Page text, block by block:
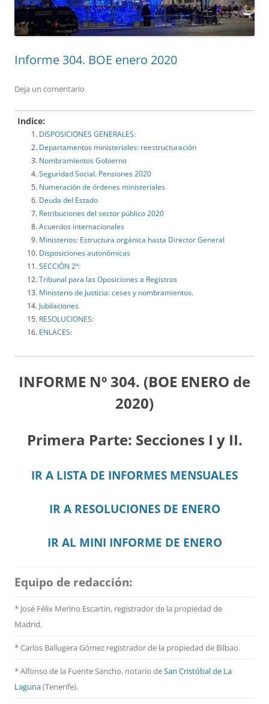
Informe 304. BOE enero 2020
Deja un comentario
Indice:
DISPOSICIONES GENERALES:
Departamentos ministeriales: reestructuración
Nombramientos Gobierno
Seguridad Social. Pensiones 2020
Numeración de órdenes ministeriales
Deuda del Estado
Retribuciones del sector público 2020
Acuerdos internacionales
Ministerios: Estructura orgánica hasta Director General
Disposiciones autonómicas
SECCIÓN 2ª:
Tribunal para las Oposiciones a Registros
Ministerio de Justicia: ceses y nombramientos.
Jubilaciones
RESOLUCIONES:
ENLACES:
INFORME Nº 304. (BOE ENERO de
2020)
Primera Parte: Secciones I y II.
IR A LISTA DE INFORMES MENSUALES
IR A RESOLUCIONES DE ENERO
IR AL MINI INFORME DE ENERO
Equipo de redacción:
* José Félix Merino Escartín, registrador de la propiedad de
Madrid.
* Carlos Ballugera Gómez registrador de la propiedad de Bilbao.
* Alfonso de la Fuente Sancho, notario deSan Cristóbal de La
Laguna(Tenerife).